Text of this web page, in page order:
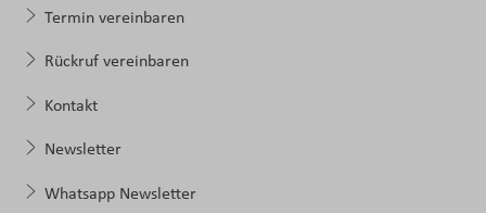
Termin vereinbaren
Rückruf vereinbaren
Kontakt
Newsletter
Whatsapp Newsletter